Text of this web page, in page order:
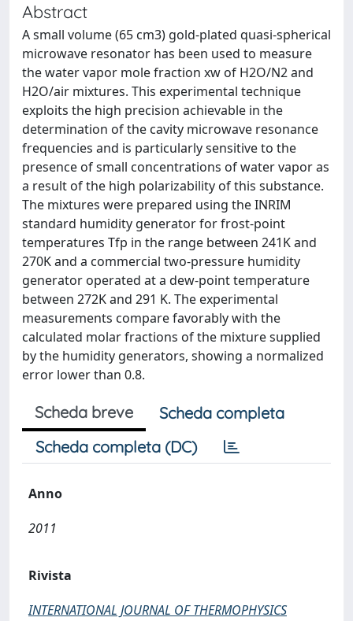
Abstract
A small volume (65 cm3) gold-plated quasi-spherical
microwave resonator has been used to measure
the water vapor mole fraction xw of H2O/N2 and
H2O/air mixtures. This experimental technique
exploits the high precision achievable in the
determination of the cavity microwave resonance
frequencies and is particularly sensitive to the
presence of small concentrations of water vapor as
a result of the high polarizability of this substance.
The mixtures were prepared using the INRIM
standard humidity generator for frost-point
temperatures Tfp in the range between 241K and
270K and a commercial two-pressure humidity
generator operated at a dew-point temperature
between 272K and 291 K. The experimental
measurements compare favorably with the
calculated molar fractions of the mixture supplied
by the humidity generators, showing a normalized
error lower than 0.8.
Scheda breve
Scheda completa
Scheda completa (DC)
Anno
2011
Rivista
INTERNATIONAL JOURNAL OF THERMOPHYSICS